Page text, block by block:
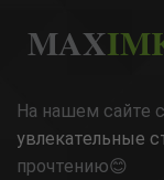
MAX
На нашем сайте
увлекательные
прочтению😊